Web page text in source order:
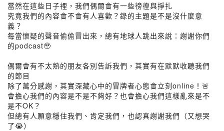
當然在這些日子裡，我們偶爾會有一些徬徨與掙扎
究竟我們的內容會不會有人喜歡？錄的主題是不是沒什麼意
義？
每當懷疑的聲音偷偷冒出來，總有地球人跳出來說：謝謝你們
的podcast🥹
偶爾會有不太熟的朋友各別告訴我們，其實有在默默收聽我們
的節目
除了萬分感謝，其實深藏心中的冒牌者心態會立刻online！🚨
會擔心我們的內容是不是不夠好？也會擔心我們這樣亂來是不
是不OK？
但總有人願意穩住我們、肯定我們，也認真謝謝我們（又想哭
了😭）